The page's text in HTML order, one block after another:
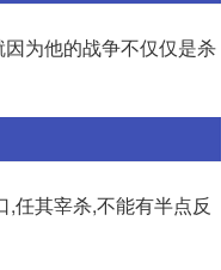
为他的战争不仅仅是杀
任其宰杀,不能有半点反